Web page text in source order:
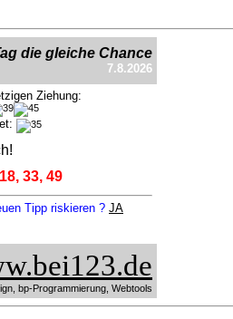
die gleiche Chance
7.8.2026
Ziehung:
33, 49
Tipp riskieren ? JA
bp-Programmierung, Webtools